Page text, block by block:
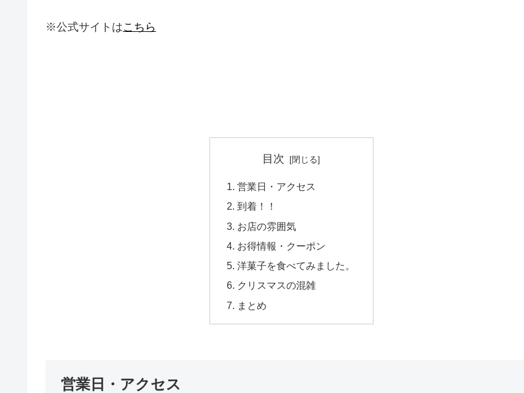
※公式サイトはこちら
目次
営業日・アクセス
到着！！
お店の雰囲気
お得情報・クーポン
洋菓子を食べてみました。
クリスマスの混雑
まとめ
営業日・アクセス